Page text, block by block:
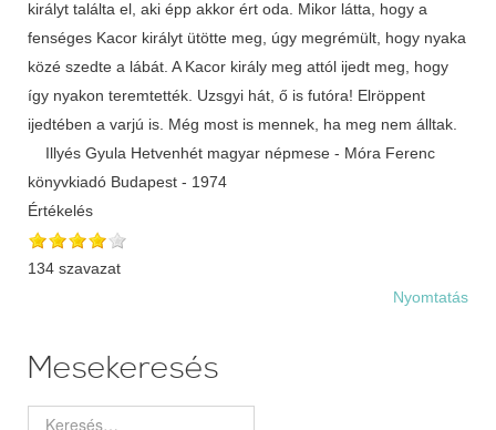
királyt találta el, aki épp akkor ért oda. Mikor látta, hogy a
fenséges Kacor királyt ütötte meg, úgy megrémült, hogy nyaka
közé szedte a lábát. A Kacor király meg attól ijedt meg, hogy
így nyakon teremtették. Uzsgyi hát, ő is futóra! Elröppent
ijedtében a varjú is. Még most is mennek, ha meg nem álltak.
Illyés Gyula Hetvenhét magyar népmese - Móra Ferenc
könyvkiadó Budapest - 1974
Értékelés
134 szavazat
Nyomtatás
Mesekeresés